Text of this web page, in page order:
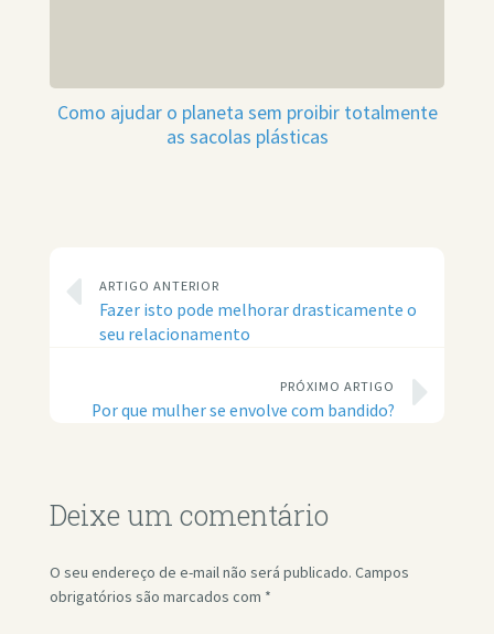
Como ajudar o planeta sem proibir totalmente
as sacolas plásticas
ARTIGO ANTERIOR
Fazer isto pode melhorar drasticamente o
seu relacionamento
PRÓXIMO ARTIGO
Por que mulher se envolve com bandido?
Deixe um comentário
O seu endereço de e-mail não será publicado. Campos
obrigatórios são marcados com *